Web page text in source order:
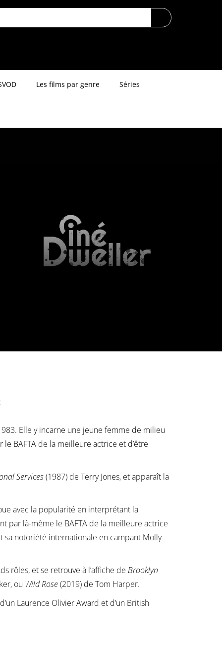
Les films par genre Séries
Elle y incarne une jeune femme de milieu
BAFTA de la meilleure actrice et d’être
Services(1987) de Terry Jones, et apparaît la
avec la popularité en interprétant la
par là-même le BAFTA de la meilleure actrice
sa notoriété internationale en campant Molly
rôles, et se retrouve à l’affiche de Brooklyn
ou Wild Rose(2019) de Tom Harper.
Laurence Olivier Award et d’un British